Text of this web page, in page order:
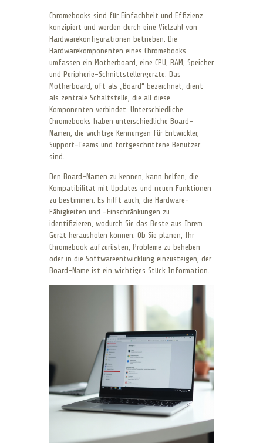
Chromebooks sind für Einfachheit und Effizienz
konzipiert und werden durch eine Vielzahl von
Hardwarekonfigurationen betrieben. Die
Hardwarekomponenten eines Chromebooks
umfassen ein Motherboard, eine CPU, RAM, Speicher
und Peripherie-Schnittstellengeräte. Das
Motherboard, oft als „Board“ bezeichnet, dient
als zentrale Schaltstelle, die all diese
Komponenten verbindet. Unterschiedliche
Chromebooks haben unterschiedliche Board-
Namen, die wichtige Kennungen für Entwickler,
Support-Teams und fortgeschrittene Benutzer
sind.
Den Board-Namen zu kennen, kann helfen, die
Kompatibilität mit Updates und neuen Funktionen
zu bestimmen. Es hilft auch, die Hardware-
Fähigkeiten und -Einschränkungen zu
identifizieren, wodurch Sie das Beste aus Ihrem
Gerät herausholen können. Ob Sie planen, Ihr
Chromebook aufzurüsten, Probleme zu beheben
oder in die Softwareentwicklung einzusteigen, der
Board-Name ist ein wichtiges Stück Information.